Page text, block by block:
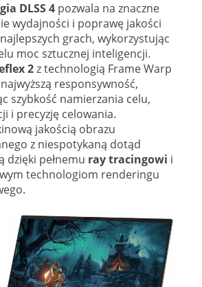
DLSS 4 pozwala na znaczne
wydajności i poprawę jakości
grach, wykorzystując
moc sztucznej inteligencji.
2z technologią Frame Warp
responsywność,
szybkość namierzania celu,
i precyzję celowania.
jakością obrazu
z niespotykaną dotąd
dzięki pełnemu ray tracingowi i
technologiom renderingu